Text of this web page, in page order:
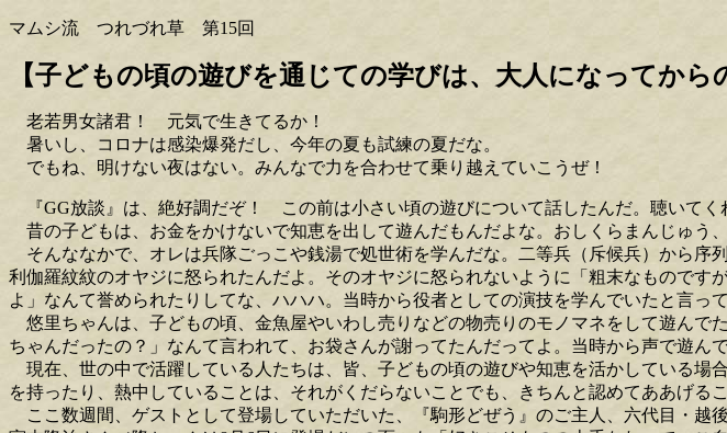
マムシ流 つれづれ草 第15回
【子どもの頃の遊びを通じての学びは、大人になってから
老若男女諸君！ 元気で生きてるか！
暑いし、コロナは感染爆発だし、今年の夏も試練の夏だな。
でもね、明けない夜はない。みんなで力を合わせて乗り越えていこうぜ！
『GG放談』は、絶好調だぞ！ この前は小さい頃の遊びについて話したんだ。聴いてく
昔の子どもは、お金をかけないで知恵を出して遊んだもんだよな。おしくらまんじゅう
そんななかで、オレは兵隊ごっこや銭湯で処世術を学んだな。二等兵（斥候兵）から
利伽羅紋紋のオヤジに怒られたんだよ。そのオヤジに怒られないように「粗末なもので
よ」なんて誉められたりしてな、ハハハ。当時から役者としての演技を学んでいたと言っ
悠里ちゃんは、子どもの頃、金魚屋やいわし売りなどの物売りのモノマネをして遊んで
ちゃんだったの？」なんて言われて、お袋さんが謝ってたんだってよ。当時から声で遊ん
現在、世の中で活躍している人たちは、皆、子どもの頃の遊びや知恵を活かしている場
を持ったり、熱中していることは、それがくだらないことでも、きちんと認めてああげる
ここ数週間、ゲストとして登場していただいた、『駒形どぜう』のご主人、六代目・越